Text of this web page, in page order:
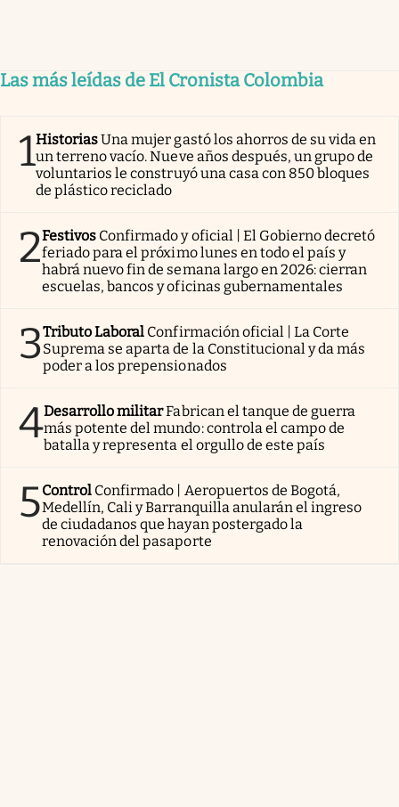
Las más leídas de El Cronista Colombia
1HistoriasUna mujer gastó los ahorros de su vida en
un terreno vacío. Nueve años después, un grupo de
voluntarios le construyó una casa con 850 bloques
de plástico reciclado
2Festivos Confirmado y oficial | El Gobierno decretó
feriado para el próximo lunes en todo el país y
habrá nuevo fin de semana largo en 2026: cierran
escuelas, bancos y oficinas gubernamentales
3Tributo Laboral Confirmación oficial | La Corte
Suprema se aparta de la Constitucional y da más
poder a los prepensionados
4Desarrollo militarFabrican el tanque de guerra
más potente del mundo: controla el campo de
batalla y representa el orgullo de este país
5Control Confirmado | Aeropuertos de Bogotá,
Medellín, Cali y Barranquilla anularán el ingreso
de ciudadanos que hayan postergado la
renovación del pasaporte